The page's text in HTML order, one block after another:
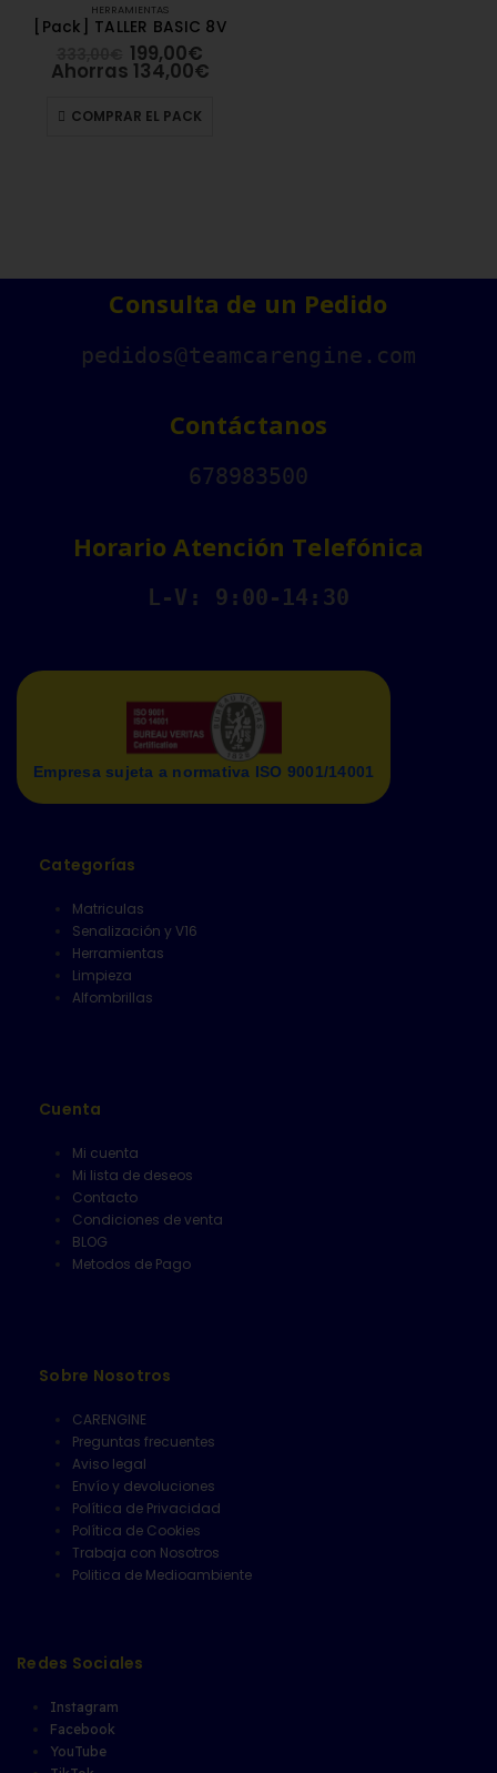
HERRAMIENTAS
[Pack] TALLER BASIC 8V
199,00€
Ahorras 134,00€
COMPRAR EL PACK
Consulta de un Pedido
pedidos@teamcarengine.com
Contáctanos
678983500
Horario Atención Telefónica
L-V: 9:00-14:30
Empresa sujeta a normativa ISO 9001/14001
Categorías
Matriculas
Senalización y V16
Herramientas
Limpieza
Alfombrillas
Cuenta
Mi cuenta
Mi lista de deseos
Contacto
Condiciones de venta
BLOG
Metodos de Pago
Sobre Nosotros
CARENGINE
Preguntas frecuentes
Aviso legal
Envío y devoluciones
Política de Privacidad
Política de Cookies
Trabaja con Nosotros
Politica de Medioambiente
Redes Sociales
Instagram
Facebook
YouTube